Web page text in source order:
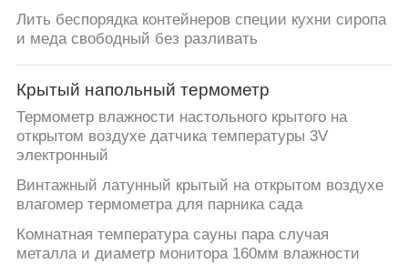
Лить беспорядка контейнеров специи кухни сиропа
и меда свободный без разливать
Крытый напольный термометр
Термометр влажности настольного крытого на
открытом воздухе датчика температуры 3V
электронный
Винтажный латунный крытый на открытом воздухе
влагомер термометра для парника сада
Комнатная температура сауны пара случая
металла и диаметр монитора 160мм влажности